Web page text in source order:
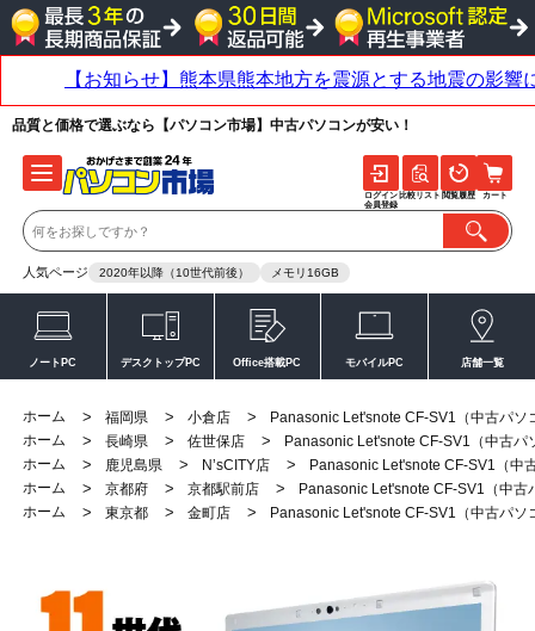
品質と価格で選ぶなら【パソコン市場】中古パソコンが安い！
人気ページ 2020年以降（10世代前後） メモリ16GB
ログイン
会員登録
比較リスト 閲覧履歴 カート
ノートPC デスクトップPC Office搭載PC モバイルPC 店舗一覧
ホーム > 福岡県 > 小倉店 >
Panasonic Let'snote CF-SV1（中古パソ
ホーム
> 長崎県 > 佐世保店 >
Panasonic Let'snote CF-SV1（中古パ
ホーム
> 鹿児島県 > N’sCITY店 >
Panasonic Let'snote CF-SV1（中
ホーム
> 京都府 > 京都駅前店 >
Panasonic Let'snote CF-SV1（中古
ホーム
> 東京都 > 金町店 > Panasonic Let'snote CF-SV1（中古パソ